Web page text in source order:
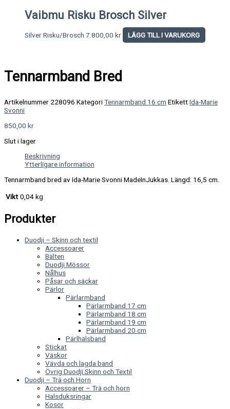
Vaibmu Risku Brosch Silver
Silver Risku/Brosch 7.800,00 kr LÄGG TILL I VARUKORG
Tennarmband Bred
Artikelnummer 228096 KategoriTennarmband 16 cm EtikettIda-Marie
Svonni
850,00 kr
Slut i lager
Beskrivning
Ytterligare information
Tennarmband bred av Ida-Marie Svonni MadeInJukkas. Längd: 16,5 cm.
Vikt 0,04 kg
Produkter
Duodji – Skinn och textil
Accessoarer
Bälten
Duodji Mössor
Nålhus
Påsar och säckar
Pärlor
Pärlarmband
Pärlarmband 17 cm
Pärlarmband 18 cm
Pärlarmband 19 cm
Pärlarmband 20 cm
Pärlhalsband
Stickat
Väskor
Vävda och lagda band
Övrig Duodji Skinn och Textil
Duodji – Trä och Horn
Accessoarer – Trä och horn
Halsduksringar
Kosor